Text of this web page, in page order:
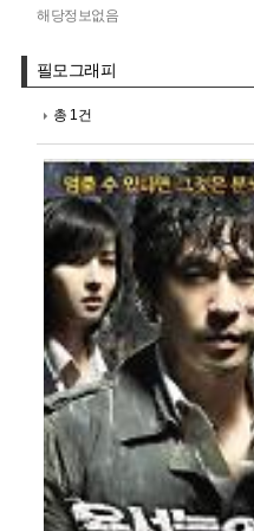
해당정보없음
필모그래피
총 1건